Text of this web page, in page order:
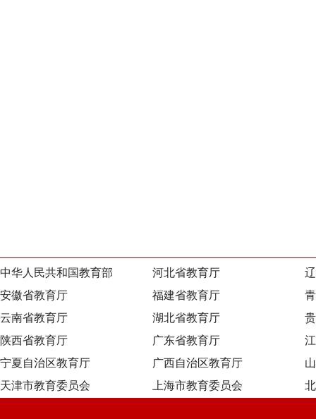
中华人民共和国教育部 河北省教育厅
安徽省教育厅
福建省教育厅
云南省教育厅
湖北省教育厅
陕西省教育厅
广东省教育厅
宁夏自治区教育厅
广西自治区教育厅
天津市教育委员会
上海市教育委员会